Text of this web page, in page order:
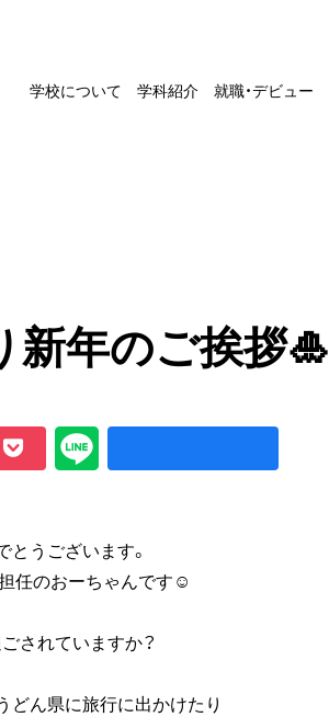
学校について 学科紹介 就職・デビュー
新年のご挨拶🎍
とうございます。
任のおーちゃんです☺
されていますか？
どん県に旅行に出かけたり